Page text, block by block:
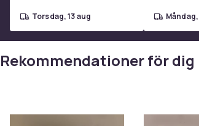
torsdag, 13 aug
Rekommendationer för dig